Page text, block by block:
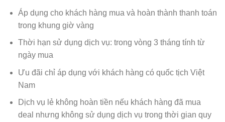
Áp dụng cho khách hàng mua và hoàn thành thanh toán
trong khung giờ vàng
Thời hạn sử dụng dịch vụ: trong vòng 3 tháng tính từ
ngày mua
Ưu đãi chỉ áp dụng với khách hàng có quốc tịch Việt
Nam
Dịch vụ lẻ không hoàn tiền nếu khách hàng đã mua
deal nhưng không sử dụng dịch vụ trong thời gian quy